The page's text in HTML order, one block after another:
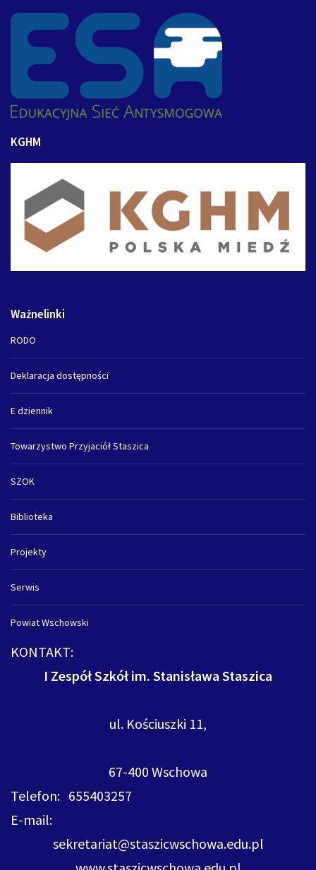
KGHM
Ważnelinki
RODO
Deklaracja dostępności
E dziennik
Towarzystwo Przyjaciół Staszica
SZOK
Biblioteka
Projekty
Serwis
Powiat Wschowski
KONTAKT:
I Zespół Szkół im. Stanisława Staszica
ul. Kościuszki 11,
67-400 Wschowa
Telefon: 655403257
E-mail:
sekretariat@staszicwschowa.edu.pl